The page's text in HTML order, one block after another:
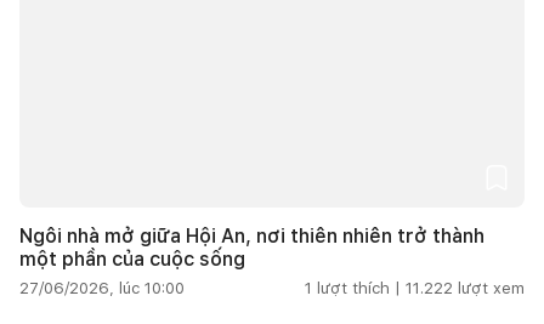
Ngôi nhà mở giữa Hội An, nơi thiên nhiên trở thành
một phần của cuộc sống
27/06/2026, lúc 10:00 1 lượt thích | 11.222 lượt xem